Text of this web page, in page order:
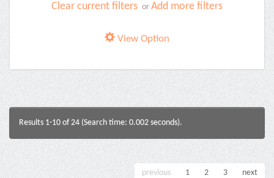
Clear current filters or Add more filters
View Option
Results 1-10 of 24 (Search time: 0.002 seconds).
previous 1 2 3 next